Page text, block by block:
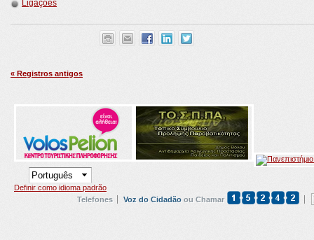
Ligações
« Registros antigos
Definir como idioma padrão
Telefones
Voz do Cidadão ou Chamar